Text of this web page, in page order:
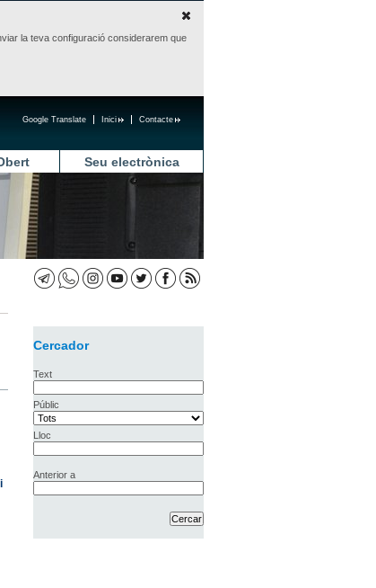
la teva configuració considerarem que
Contacte
Inici
Google Translate
Seu electrònica
Cercador
Text
Públic
Lloc
Anterior a